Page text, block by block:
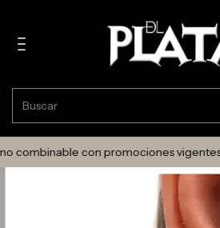
combinable con promociones